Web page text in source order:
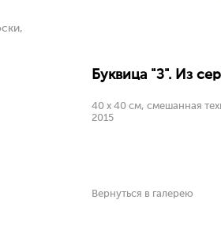
Буквица "З". Из
40 х 40 см, смешанная
2015
Вернуться в галерею